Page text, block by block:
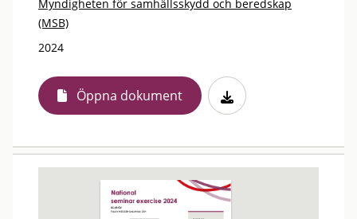
Myndigheten för samhällsskydd och beredskap
(MSB)
2024
Öppna dokument